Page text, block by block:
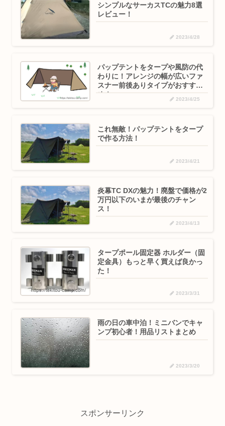
シンプルなサーカスTCの魅力8選
レビュー！
2023/4/28
パップテントをタープや風防の代
わりに！アレンジの幅が広いファ
スナー前後ありタイプがおすす
め！
2023/4/25
これ無敵！パップテントをタープ
で作る方法！
2023/4/21
炎幕TC DXの魅力！廃盤で価格が2
万円以下のいまが最後のチャン
ス！
2023/4/13
タープポール固定器 ホルダー（固
定金具）もっと早く買えば良かっ
た！
2023/3/31
雨の日の車中泊！ミニバンでキャ
ンプ初心者！用品リストまとめ
2023/3/20
スポンサーリンク